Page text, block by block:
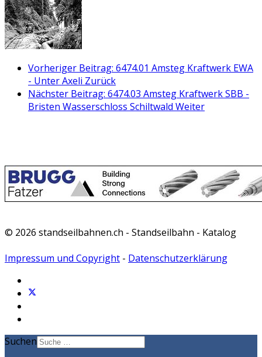
Vorheriger Beitrag: 6474.01 Amsteg Kraftwerk EWA
- Unter Axeli Zurück
Nächster Beitrag: 6474.03 Amsteg Kraftwerk SBB -
Bristen Wasserschloss Schiltwald Weiter
© 2026 standseilbahnen.ch - Standseilbahn - Katalog
Impressum und Copyright - Datenschutzerklärung
Suchen